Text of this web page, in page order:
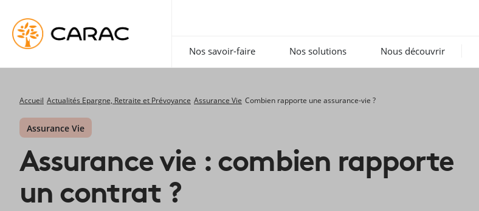
Nos savoir-faire Nos solutions Nous découvrir
Accueil Actualités Epargne, Retraite et Prévoyance Assurance Vie Combien rapporte une assurance-vie ?
Assurance Vie
Assurance vie : combien rapporte
un contrat ?